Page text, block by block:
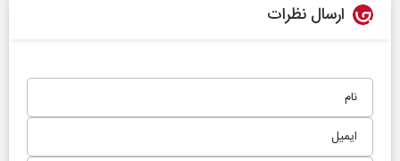
ارسال نظرات